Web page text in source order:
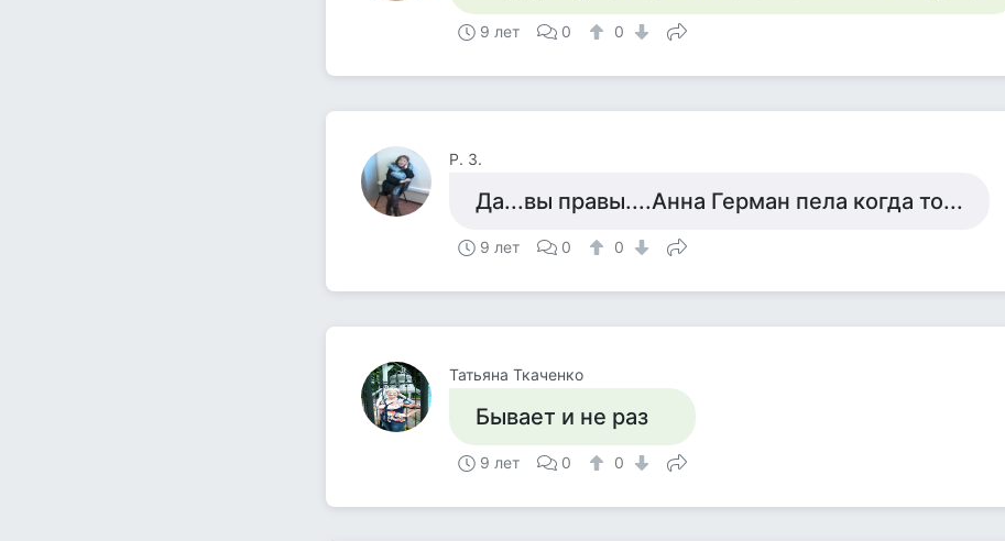
9 лет 0 0
Р. З.
Да...вы правы....Анна Герман пела когда то...
9 лет 0 0
Татьяна Ткаченко
Бывает и не раз
9 лет 0 0